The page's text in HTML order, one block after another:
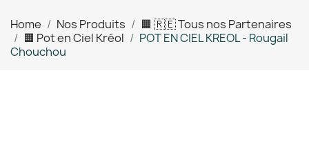
Home Nos Produits
🟧 🇷🇪 Tous nos Partenaires
🟧 Pot en Ciel Kréol
POT EN CIEL KREOL - Rougail
Chouchou